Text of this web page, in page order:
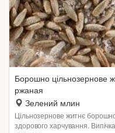
Борошно цільнозернове
ржаная
Зелений млин
Цільнозернове житнє
здорового харчування.